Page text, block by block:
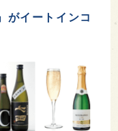
イートインコ